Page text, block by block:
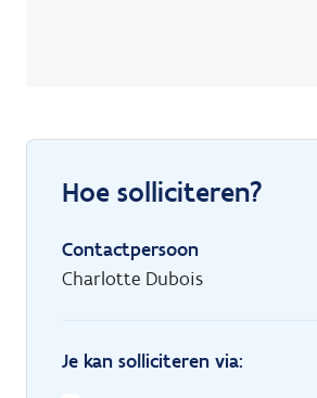
Hoe solliciteren?
Contactpersoon
Charlotte Dubois
Je kan solliciteren via: